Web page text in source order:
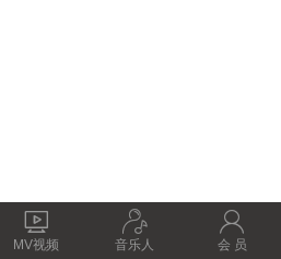

MV视频

音乐人

会 员